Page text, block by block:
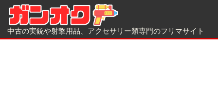
中古の実銃や射撃用品、アクセサリー類専門のフリマサイト